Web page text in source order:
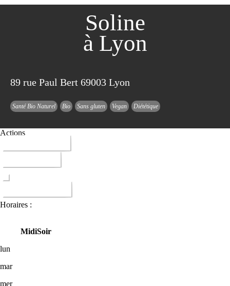
Soline
à Lyon
89 rue Paul Bert 69003 Lyon
Santé Bio Naturel Bio Sans gluten Vegan Diététique
Actions
Horaires :
MidiSoir
lun
mar
mer